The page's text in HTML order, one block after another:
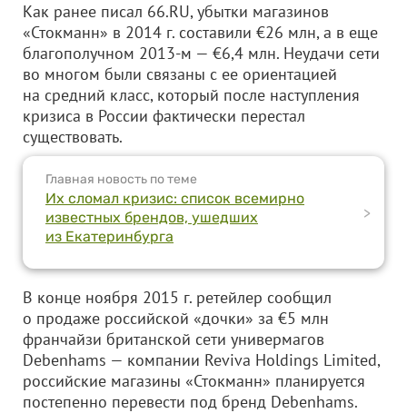
Как ранее писал 66.RU, убытки магазинов
«Стокманн» в 2014 г. составили €26 млн, а в еще
благополучном 2013-м — €6,4 млн. Неудачи сети
во многом были связаны с ее ориентацией
на средний класс, который после наступления
кризиса в России фактически перестал
существовать.
Главная новость по теме
Их сломал кризис: список всемирно
известных брендов, ушедших
из Екатеринбурга
>
В конце ноября 2015 г. ретейлер сообщил
о продаже российской «дочки» за €5 млн
франчайзи британской сети универмагов
Debenhams — компании Reviva Holdings Limited,
российские магазины «Стокманн» планируется
постепенно перевести под бренд Debenhams.